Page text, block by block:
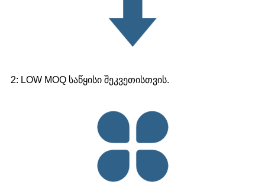
2: LOW MOQ საწყისი შეკვეთისთვის.